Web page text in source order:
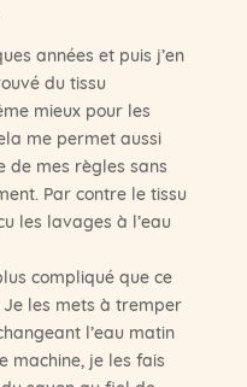
années et puis j’en
du tissu
mieux pour les
me permet aussi
de mes règles sans
Par contre le tissu
les lavages à l’eau
compliqué que ce
les mets à tremper
l’eau matin
machine, je les fais